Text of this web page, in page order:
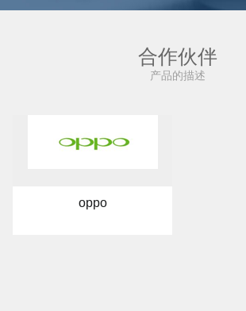
合作伙伴
产品的描述
oppo